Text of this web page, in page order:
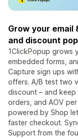
Grow your email
and discount
1ClickPopup grows
embedded forms,
Capture sign ups
offers. A/B test two
discount – and
orders, and AOV
powered by Shop
faster checkout.
Support from the